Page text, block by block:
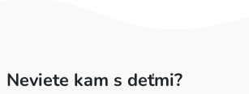
Neviete kam s deťmi?